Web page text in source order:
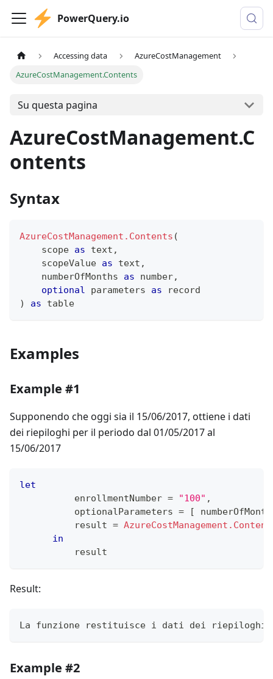
PowerQuery.io
Accessing data
AzureCostManagement
AzureCostManagement.Contents
Su questa pagina
AzureCostManagement.C
ontents
Syntax
AzureCostManagement.Contents (
    scope
as text ,
    scopeValue
as text ,
    numberOfMonths
as number,
optional parameters as
record
)
as table
Examples
Example #1
Supponendo che oggi sia il 15/06/2017, ottiene i dati
dei riepiloghi per il periodo dal 01/05/2017 al
15/06/2017
let
          enrollmentNumber
= "100" ,
          optionalParameters
= [
          result
=
in
          result
Result:
La funzione restituisce i dati dei
Example #2